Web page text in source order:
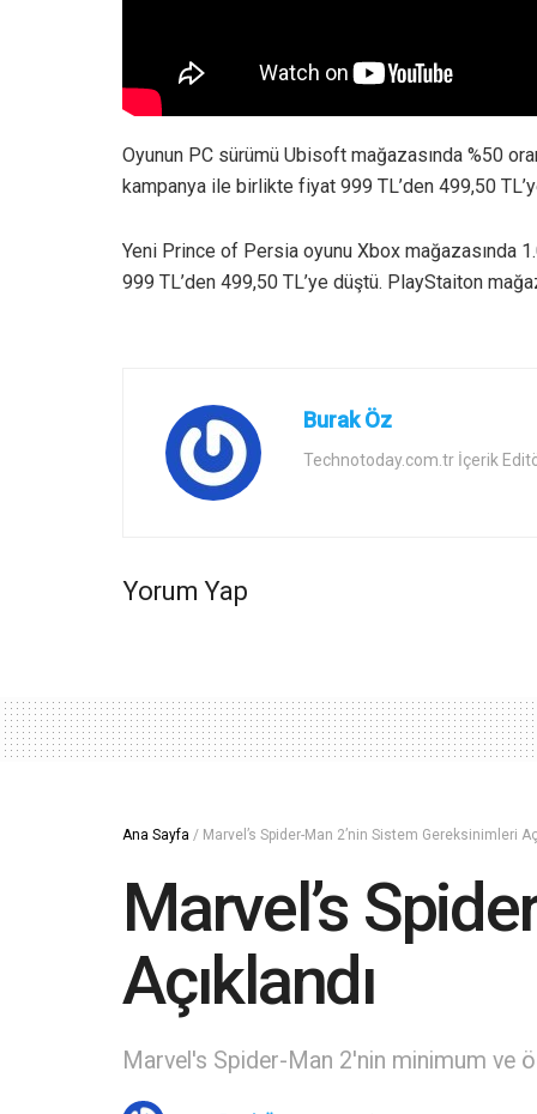
Oyunun PC sürümü Ubisoft mağazasında %50
kampanya ile birlikte fiyat 999 TL’den 499,50
Yeni Prince of Persia oyunu Xbox mağazasında
999 TL’den 499,50 TL’ye düştü. PlayStaiton
Burak Öz
Technotoday.com.tr İçerik
Yorum Yap
Ana Sayfa / Marvel’s Spider-Man 2’nin Sistem Gereksinimleri
Marvel’s
Açıklandı
Marvel's Spider-Man 2'nin minimum ve